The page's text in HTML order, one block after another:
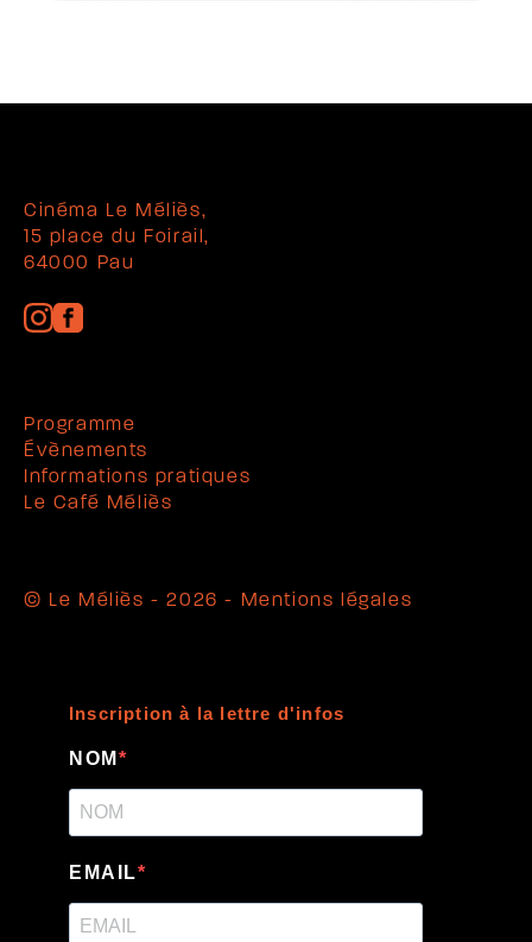
Cinéma Le Méliès,
15 place du Foirail,
64000 Pau
Programme
Évènements
Informations pratiques
Le Café Méliès
© Le Méliès - 2026 - Mentions légales
Inscription à la lettre d'infos
NOM
EMAIL